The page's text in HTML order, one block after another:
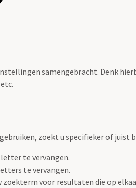
samengebracht. Denk
zoekt u specifieker of juist
te vervangen.
te vervangen.
zoekterm voor resultaten die op